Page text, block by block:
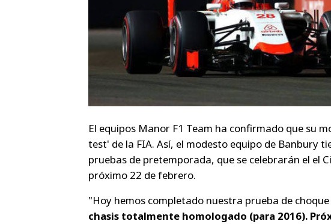
El equipos Manor F1 Team ha confirmado que su
test' de la FIA. Así, el modesto equipo de Banbury
pruebas de pretemporada, que se celebrarán el el
próximo 22 de febrero.
"Hoy hemos completado nuestra prueba de
chasis totalmente homologado (para 2016).